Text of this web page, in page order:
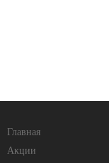
Главная
Акции